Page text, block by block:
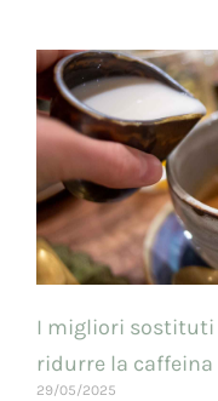
I migliori sostituti
ridurre la caffeina
29/05/2025